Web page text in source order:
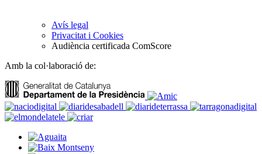
Avís legal
Privacitat i Cookies
Audiència certificada ComScore
Amb la col·laboració de: